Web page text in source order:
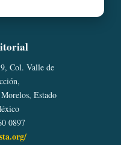
Col. Valle de
Estado
0897